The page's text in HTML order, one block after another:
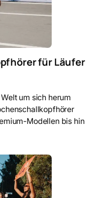
für Läufer
um sich herum
Modellen bis hin